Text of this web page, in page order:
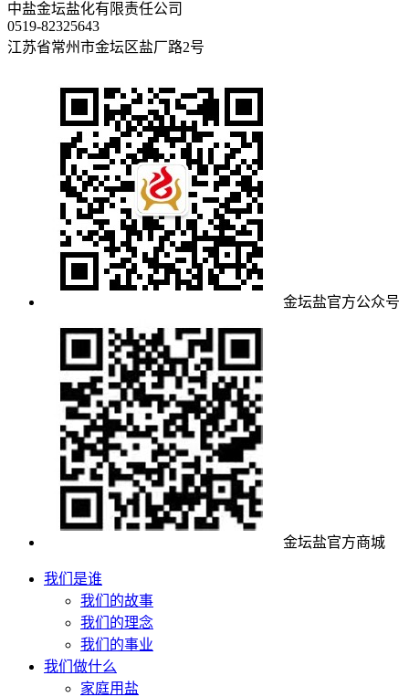
中盐金坛盐化有限责任公司
0519-82325643
江苏省常州市金坛区盐厂路2号
金坛盐官方公众号
金坛盐官方商城
我们是谁
我们的故事
我们的理念
我们的事业
我们做什么
家庭用盐